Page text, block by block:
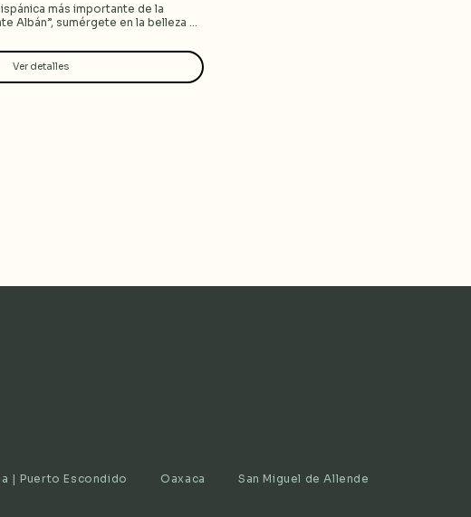
más importante de la
Albán”, sumérgete en la belleza
emblemática de México “el mezcal”
Ver detalles
| Puerto Escondido Oaxaca San Miguel de Allende